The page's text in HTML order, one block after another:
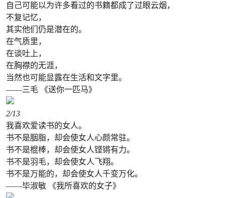
自己可能以为许多看过的书籍都成了过眼云烟，
不复记忆，
其实他们仍是潜在的。
在气质里，
在谈吐上，
在胸襟的无涯，
当然也可能显露在生活和文字里。
——三毛 《送你一匹马》
2/13
我喜欢爱读书的女人。
书不是胭脂，却会使女人心颜常驻。
书不是棍棒，却会使女人铿锵有力。
书不是羽毛，却会使女人飞翔。
书不是万能的，却会使女人千变万化。
——毕淑敏 《我所喜欢的女子》